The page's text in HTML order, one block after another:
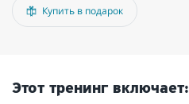
Купить в подарок
Этот тренинг включает: